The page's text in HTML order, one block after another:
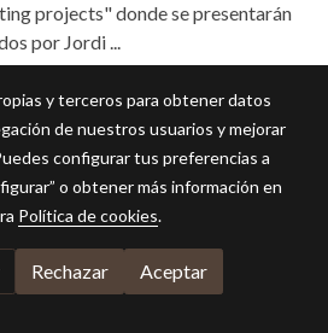
projects" donde se presentarán
por Jordi ...
y terceros para obtener datos
de nuestros usuarios y mejorar
configurar tus preferencias a
o obtener más información en
Política de cookies.
Rechazar Aceptar